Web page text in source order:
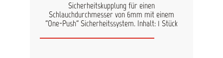
Sicherheitskupplung für einen
Schlauchdurchmesser von 6mm mit einem
"One-Push" Sicherheitssystem. Inhalt: 1 Stück